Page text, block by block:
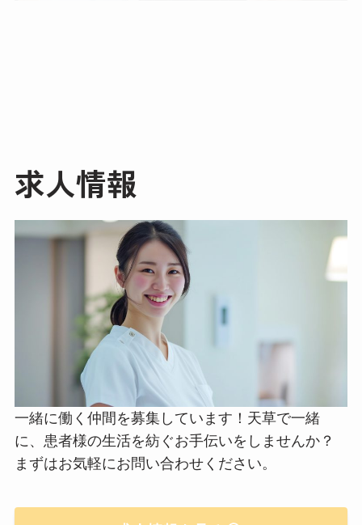
求人情報
一緒に働く仲間を募集しています！天草で一緒
に、患者様の生活を紡ぐお手伝いをしませんか？
まずはお気軽にお問い合わせください。